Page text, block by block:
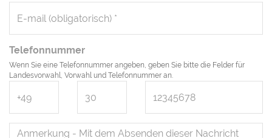
Telefonnummer
Wenn Sie eine Telefonnummer angeben, geben Sie bitte die Felder für
Landesvorwahl, Vorwahl und Telefonnummer an.